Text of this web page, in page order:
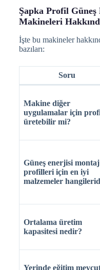
Şapka Profil
Makineleri
İşte bu makineler
bazıları:
Soru
Makine diğer
uygulamalar için
üretebilir mi?
Güneş enerjisi montaj
profilleri için en iyi
malzemeler
Ortalama üretim
kapasitesi nedir?
Yerinde eğitim